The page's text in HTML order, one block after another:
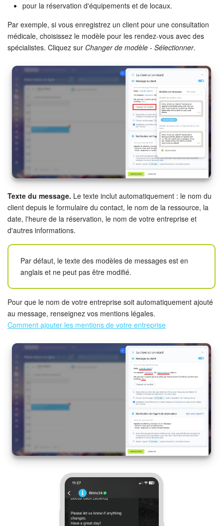
pour la réservation d'équipements et de locaux.
Par exemple, si vous enregistrez un client pour une consultation
médicale, choisissez le modèle pour les rendez-vous avec des
spécialistes. Cliquez sur Changer de modèle - Sélectionner.
Texte du message. Le texte inclut automatiquement : le nom du
client depuis le formulaire du contact, le nom de la ressource, la
date, l'heure de la réservation, le nom de votre entreprise et
d'autres informations.
Par défaut, le texte des modèles de messages est en
anglais et ne peut pas être modifié.
Pour que le nom de votre entreprise soit automatiquement ajouté
au message, renseignez vos mentions légales.
Comment ajouter les mentions de votre entreprise